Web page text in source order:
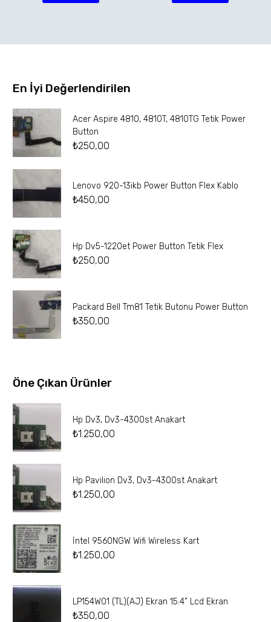
En İyi Değerlendirilen
Acer Aspire 4810, 4810T, 4810TG Tetik Power
Button
₺250,00
Lenovo 920-13ikb Power Button Flex Kablo
₺450,00
Hp Dv5-1220et Power Button Tetik Flex
₺250,00
Packard Bell Tm81 Tetik Butonu Power Button
₺350,00
Öne Çıkan Ürünler
Hp Dv3, Dv3-4300st Anakart
₺1.250,00
Hp Pavilion Dv3, Dv3-4300st Anakart
₺1.250,00
İntel 9560NGW Wifi Wireless Kart
₺1.250,00
LP154W01 (TL)(AJ) Ekran 15.4” Lcd Ekran
₺350,00